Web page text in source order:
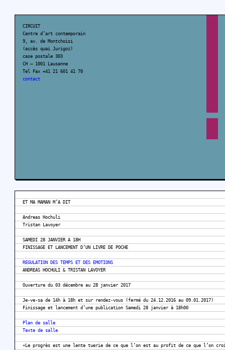
CIRCUIT
Centre d’art contemporain
9, av. de Montchoisi
(accès quai Jurigoz)
case postale 303
CH – 1001 Lausanne
Tel Fax +41 21 601 41 70
contact
ET MA MAMAN M’A DIT
Andreas Hochuli
Tristan Lavoyer
SAMEDI 28 JANVIER A 18H
FINISSAGE ET LANCEMENT D’UN LIVRE DE POCHE
REGULATION DES TEMPS ET DES EMOTIONS
ANDREAS HOCHULI & TRISTAN LAVOYER
Ouverture du 03 décembre au 28 janvier 2017
Je-ve-sa de 14h à 18h et sur rendez-vous (fermé du 24.12.2016 au 09.01.2017)
Finissage et lancement d’une publication Samedi 28 janvier à 18h00
Plan de salle
Texte de salle
«Le progrès est une lente tuerie de ce que l’on est au profit de ce que l’on